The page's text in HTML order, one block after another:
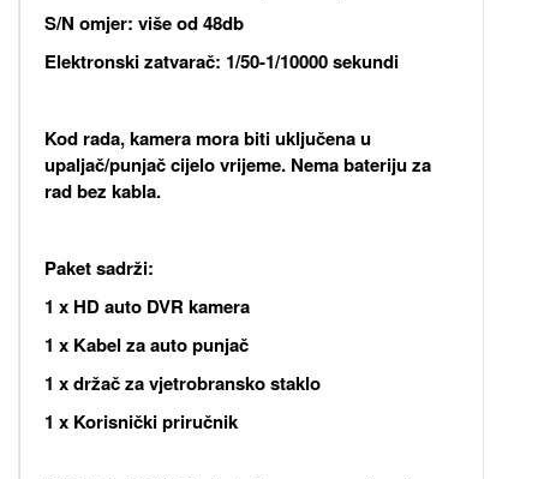
S/N omjer: više od 48db
Elektronski zatvarač: 1/50-1/10000 sekundi
Kod rada, kamera mora biti uključena u
upaljač/punjač cijelo vrijeme. Nema bateriju za
rad bez kabla.
Paket sadrži:
1 x HD auto DVR kamera
1 x Kabel za auto punjač
1 x držač za vjetrobransko staklo
1 x Korisnički priručnik